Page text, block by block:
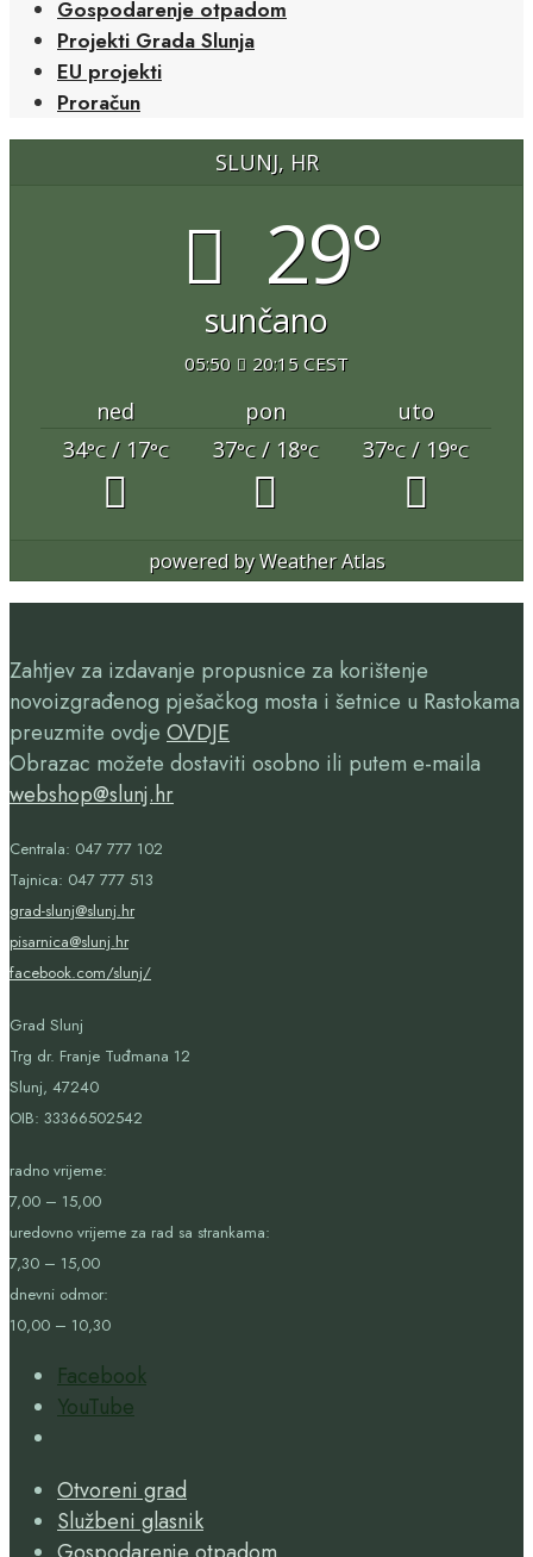
Gospodarenje otpadom
Projekti Grada Slunja
EU projekti
Proračun
SLUNJ, HR
29°
sunčano
05:50 20:15 CEST
ned pon
uto
34°C/ 17°C 37°C/ 18°C 37°C/ 19°C
powered byWeather Atlas
Zahtjev za izdavanje propusnice za korištenje
novoizgrađenog pješačkog mosta i šetnice u Rastokama
preuzmite ovdje OVDJE
Obrazac možete dostaviti osobno ili putem e-maila
webshop@slunj.hr
Centrala: 047 777 102
Tajnica: 047 777 513
grad-slunj@slunj.hr
pisarnica@slunj.hr
facebook.com/slunj/
Grad Slunj
Trg dr. Franje Tuđmana 12
Slunj, 47240
OIB: 33366502542
radno vrijeme:
7,00 – 15,00
uredovno vrijeme za rad sa strankama:
7,30 – 15,00
dnevni odmor:
10,00 – 10,30
Facebook
YouTube
Window
Otvoreni grad
Službeni glasnik